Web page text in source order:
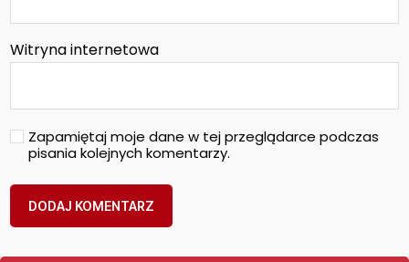
Witryna internetowa
Zapamiętaj moje dane w tej przeglądarce podczas
pisania kolejnych komentarzy.